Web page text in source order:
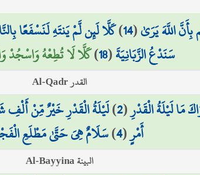
بِأَنَّ اللَّهَ يَرَىٰ(
14
)كَلَّا لَئِن لَّمْ يَنتَهِ لَنَسْفَعًا
سَنَدْعُ الزَّبَانِيَةَ(
18
)كَلَّا لَا تُطِعْهُ وَاسْجُدْ
القدر Al-Qadr
مَا لَيْلَةُ الْقَدْرِ(
2
)لَيْلَةُ الْقَدْرِ خَيْرٌ مِّنْ أَلْفِ
أَمْرٍ(
4
)سَلَامٌ هِيَ حَتَّىٰ مَطْلَعِ
البينة Al-Bayyina